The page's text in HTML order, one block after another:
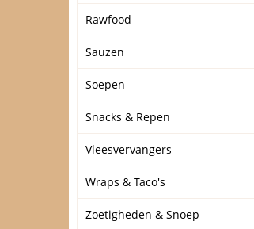
Rawfood
Sauzen
Soepen
Snacks & Repen
Vleesvervangers
Wraps & Taco's
Zoetigheden & Snoep